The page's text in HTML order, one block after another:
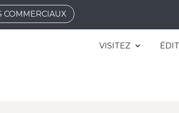
COMMERCIAUX
VISITEZ